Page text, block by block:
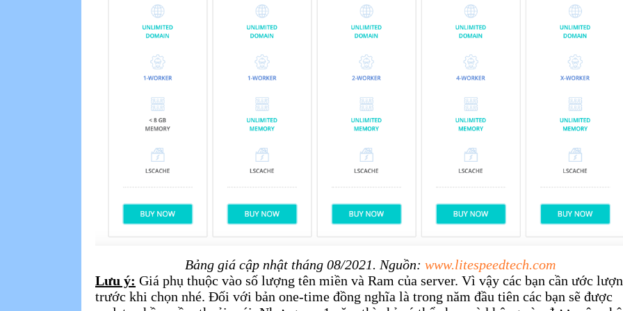
Bảng giá cập nhật tháng 08/2021. Nguồn: www.litespeedtech.com
Lưu ý: Giá phụ thuộc vào số lượng tên miền và Ram của server. Vì vậy các bạn cần ước
trước khi chọn nhé. Đối với bản one-time đồng nghĩa là trong năm đầu tiên các bạn sẽ được